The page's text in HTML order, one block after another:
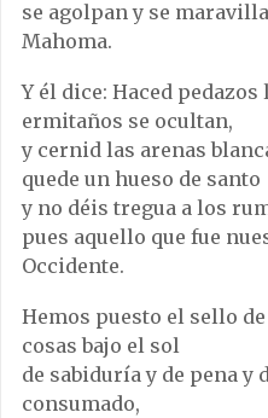
se agolpan y se
Mahoma.
Y él dice: Haced
ermitaños se ocultan,
y cernid las arenas
quede un hueso de santo
y no déis tregua a los
pues aquello que fue
Occidente.
Hemos puesto el sello
cosas bajo el sol
de sabiduría y de pena y
consumado,